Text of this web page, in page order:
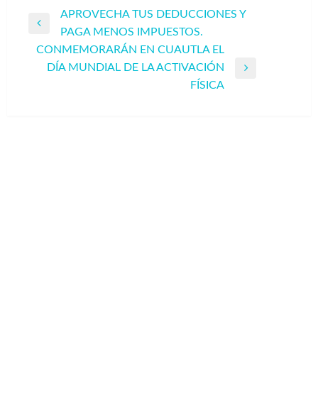
Navegación
entradas
Entrada
anterior
APROVECHA TUS DEDUCCIONES Y
PAGA MENOS IMPUESTOS.
CONMEMORARÁN EN CUAUTLA EL
DÍA MUNDIAL DE LA ACTIVACIÓN
FÍSICA